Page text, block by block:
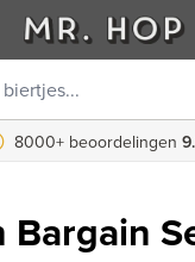
8000+ beoordelingen
Bargain